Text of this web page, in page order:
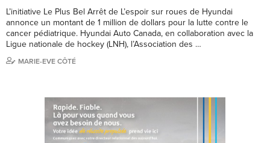
L’initiative Le Plus Bel Arrêt de L’espoir sur roues de Hyundai
annonce un montant de 1 million de dollars pour la lutte contre le
cancer pédiatrique. Hyundai Auto Canada, en collaboration avec la
Ligue nationale de hockey (LNH), l’Association des …
MARIE-EVE CÔTÉ